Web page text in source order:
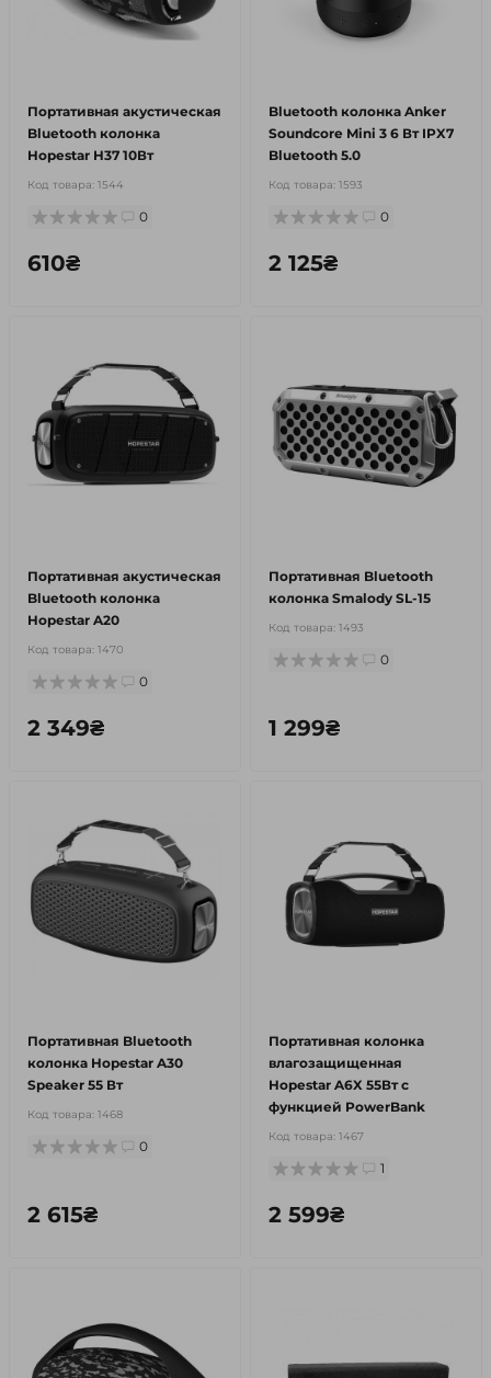
Портативная акустическая
Bluetooth колонка
Hopestar H37 10Вт
Код товара: 1544
0
610₴
Bluetooth колонка Anker
Soundcore Mini 3 6 Вт IPX7
Bluetooth 5.0
Код товара: 1593
0
2 125₴
Портативная акустическая
Bluetooth колонка
Hopestar A20
Код товара: 1470
0
2 349₴
Портативная Bluetooth
колонка Smalody SL-15
Код товара: 1493
0
1 299₴
Портативная Bluetooth
колонка Hopestar A30
Speaker 55 Вт
Код товара: 1468
0
2 615₴
Портативная колонка
влагозащищенная
Hopestar A6X 55Вт с
функцией PowerBank
Код товара: 1467
1
2 599₴